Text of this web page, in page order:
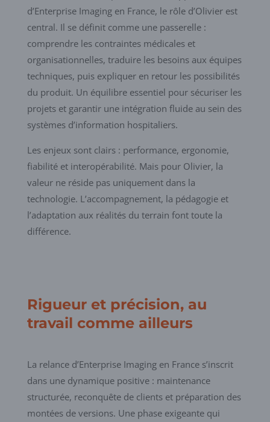
d’Enterprise Imaging en France, le rôle d’Olivier est
central. Il se définit comme une passerelle :
comprendre les contraintes médicales et
organisationnelles, traduire les besoins aux équipes
techniques, puis expliquer en retour les possibilités
du produit. Un équilibre essentiel pour sécuriser les
projets et garantir une intégration fluide au sein des
systèmes d’information hospitaliers.
Les enjeux sont clairs : performance, ergonomie,
fiabilité et interopérabilité. Mais pour Olivier, la
valeur ne réside pas uniquement dans la
technologie. L’accompagnement, la pédagogie et
l’adaptation aux réalités du terrain font toute la
différence.
Rigueur et précision, au
travail comme ailleurs
La relance d’Enterprise Imaging en France s’inscrit
dans une dynamique positive : maintenance
structurée, reconquête de clients et préparation des
montées de versions. Une phase exigeante qui